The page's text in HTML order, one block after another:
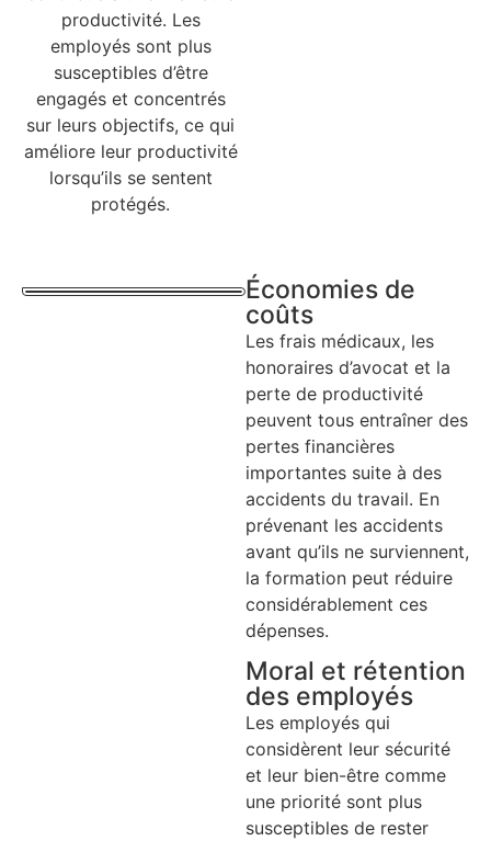
productivité. Les
employés sont plus
susceptibles d’être
engagés et concentrés
sur leurs objectifs, ce qui
améliore leur productivité
lorsqu’ils se sentent
protégés.
Économies de
coûts
Les frais médicaux, les
honoraires d’avocat et la
perte de productivité
peuvent tous entraîner des
pertes financières
importantes suite à des
accidents du travail. En
prévenant les accidents
avant qu’ils ne surviennent,
la formation peut réduire
considérablement ces
dépenses.
Moral et rétention
des employés
Les employés qui
considèrent leur sécurité
et leur bien-être comme
une priorité sont plus
susceptibles de rester